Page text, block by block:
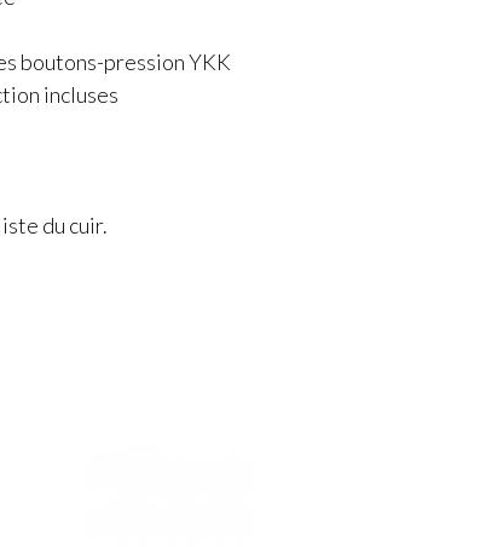
boutons-pression YKK
incluses
du cuir.